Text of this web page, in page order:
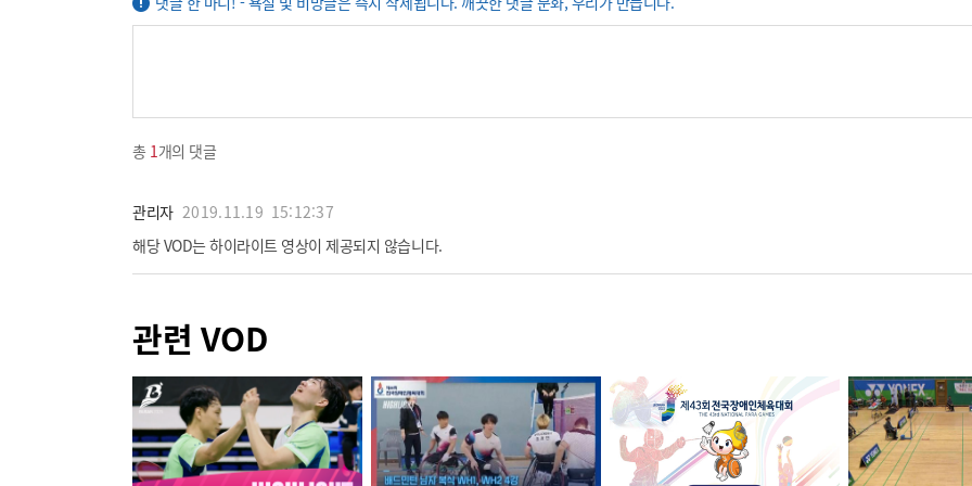
총 1개의 댓글
관리자 2019.11.19 15:12:37
해당 VOD는 하이라이트 영상이 제공되지 않습니다.
관련 VOD